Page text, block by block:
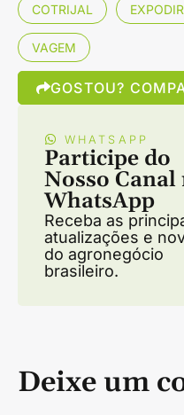
COTRIJAL
VAGEM
GOSTOU?
WHATSAPP
Participe do
Nosso Canal
WhatsApp
Receba as
atualizações e
do agronegócio
brasileiro.
Deixe um